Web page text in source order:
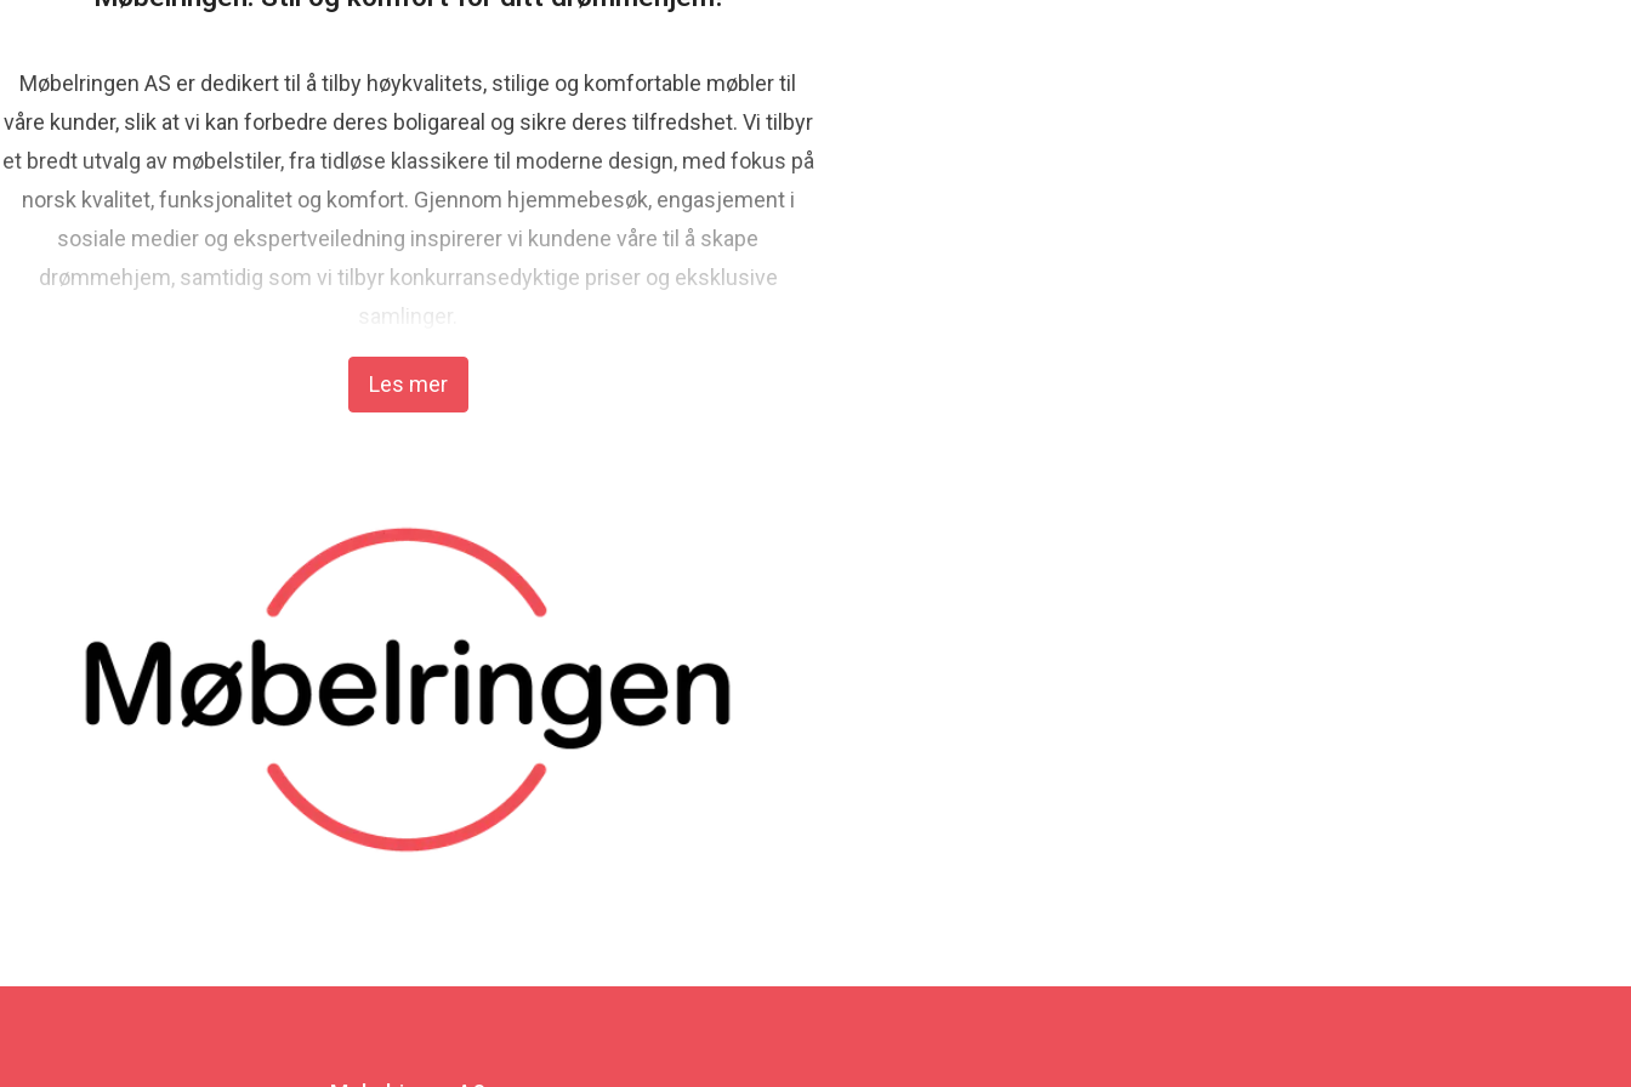
Les mer
Møbelringen AS er dedikert til å tilby høykvalitets, stilige og komfortable møbler til
våre kunder, slik at vi kan forbedre deres boligareal og sikre deres tilfredshet. Vi tilbyr
et bredt utvalg av møbelstiler, fra tidløse klassikere til moderne design, med fokus på
norsk kvalitet, funksjonalitet og komfort. Gjennom hjemmebesøk, engasjement i
sosiale medier og ekspertveiledning inspirerer vi kundene våre til å skape
drømmehjem, samtidig som vi tilbyr konkurransedyktige priser og eksklusive
samlinger.